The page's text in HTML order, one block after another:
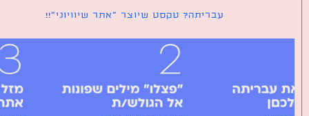
עבריתה? טקסט שיוצר ״אתר שיוויוני״!!